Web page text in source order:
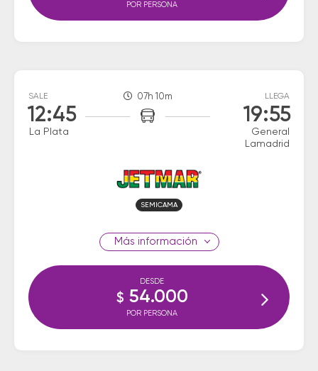
POR PERSONA
SALE
12:45
La Plata
07h 10m LLEGA
19:55
General
Lamadrid
SEMICAMA
información
DESDE
$ 54.000
POR PERSONA